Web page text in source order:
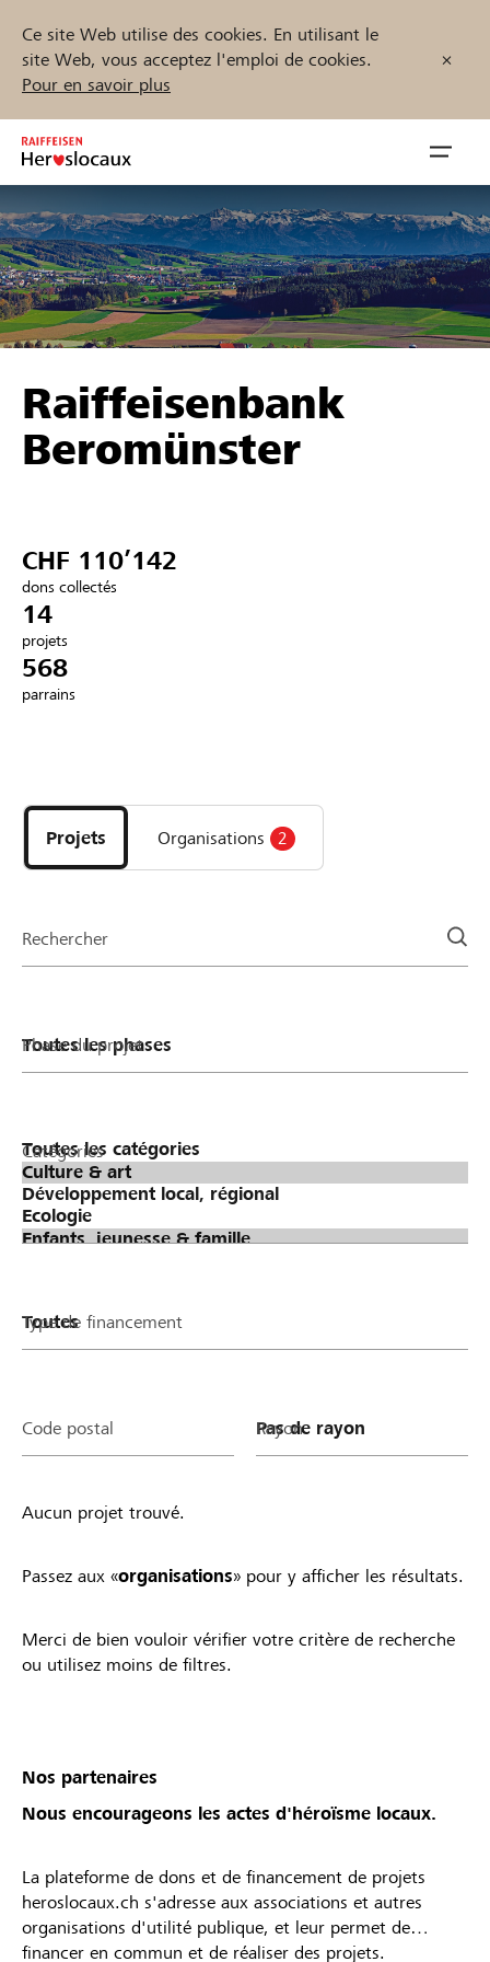
Ce site Web utilise des cookies. En utilisant le
site Web, vous acceptez l'emploi de cookies.
Pour en savoir plus
Inhalt
springen
öffnen
Parrainer
Soutien & assistance
Se connecter
Trouvez des projets et des organisations
Démarrez maintenant
DE FR IT
Raiffeisenbank
Beromünster
CHF 110’142
dons collectés
14
projets
568
parrains
les
projets
et
la
Projets Organisations 2
Rechercher
Phase du projet
Catégories
Type de financement
Code postal Rayon
Aucun projet trouvé.
Passez aux «organisations» pour y afficher les résultats.
Merci de bien vouloir vérifier votre critère de recherche
ou utilisez moins de filtres.
Nos partenaires
Nous encourageons les actes d'héroïsme locaux.
La plateforme de dons et de financement de projets
heroslocaux.ch s'adresse aux associations et autres
organisations d'utilité publique, et leur permet de
financer en commun et de réaliser des projets.